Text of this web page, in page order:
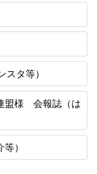
タ等）
盟様 会報誌（は
）